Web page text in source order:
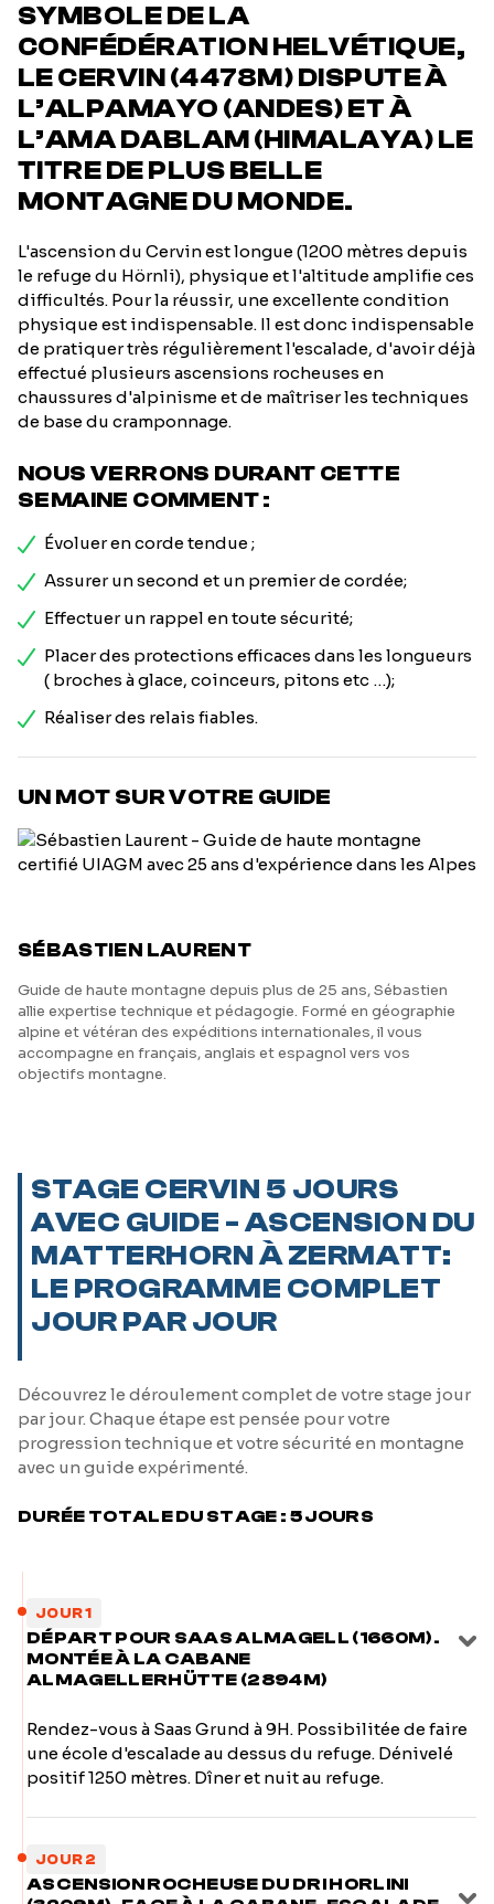
SYMBOLE DE LA
CONFÉDÉRATION HELVÉTIQUE,
LE CERVIN (4478M) DISPUTE À
L’ALPAMAYO (ANDES) ET À
L’AMA DABLAM (HIMALAYA) LE
TITRE DE PLUS BELLE
MONTAGNE DU MONDE.
L'ascension du Cervin est longue (1200 mètres depuis
le refuge du Hörnli), physique et l'altitude amplifie ces
difficultés. Pour la réussir, une excellente condition
physique est indispensable. Il est donc indispensable
de pratiquer très régulièrement l'escalade, d'avoir déjà
effectué plusieurs ascensions rocheuses en
chaussures d'alpinisme et de maîtriser les techniques
de base du cramponnage.
NOUS VERRONS DURANT CETTE
SEMAINE COMMENT :
Évoluer en corde tendue ;
Assurer un second et un premier de cordée;
Effectuer un rappel en toute sécurité;
Placer des protections efficaces dans les longueurs
( broches à glace, coinceurs, pitons etc …);
Réaliser des relais fiables.
UN MOT SUR VOTRE GUIDE
SÉBASTIEN LAURENT
Guide de haute montagne depuis plus de 25 ans, Sébastien
allie expertise technique et pédagogie. Formé en géographie
alpine et vétéran des expéditions internationales, il vous
accompagne en français, anglais et espagnol vers vos
objectifs montagne.
STAGE CERVIN 5 JOURS
AVEC GUIDE - ASCENSION DU
MATTERHORN À ZERMATT:
LE PROGRAMME COMPLET
JOUR PAR JOUR
Découvrez le déroulement complet de votre stage jour
par jour. Chaque étape est pensée pour votre
progression technique et votre sécurité en montagne
avec un guide expérimenté.
DURÉE TOTALE DU STAGE : 5 JOURS
JOUR 1
DÉPART POUR SAAS ALMAGELL (1660M).
MONTÉE À LA CABANE
ALMAGELLERHÜTTE (2894M)
Rendez-vous à Saas Grund à 9H. Possibilitée de faire
une école d'escalade au dessus du refuge. Dénivelé
positif 1250 mètres. Dîner et nuit au refuge.
JOUR 2
ASCENSION ROCHEUSE DU DRI HORLINI